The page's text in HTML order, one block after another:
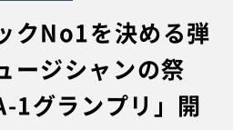
クNo1を決める弾
ージシャンの祭
1グランプリ」開